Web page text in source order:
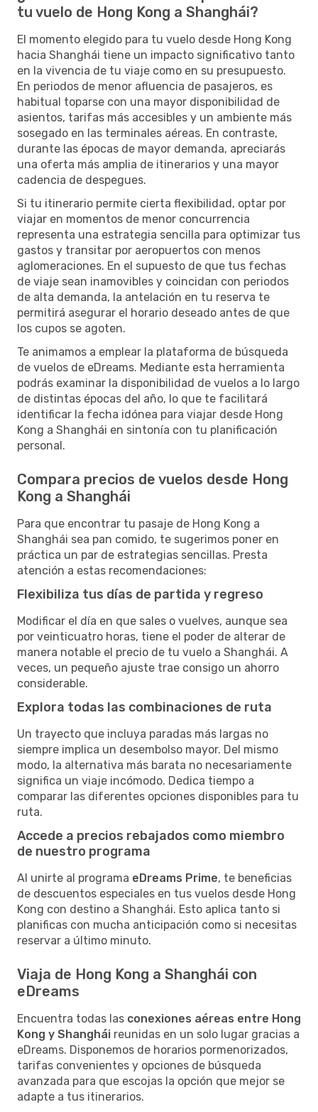
tu vuelo de Hong Kong a Shanghái?
El momento elegido para tu vuelo desde Hong Kong
hacia Shanghái tiene un impacto significativo tanto
en la vivencia de tu viaje como en su presupuesto.
En periodos de menor afluencia de pasajeros, es
habitual toparse con una mayor disponibilidad de
asientos, tarifas más accesibles y un ambiente más
sosegado en las terminales aéreas. En contraste,
durante las épocas de mayor demanda, apreciarás
una oferta más amplia de itinerarios y una mayor
cadencia de despegues.
Si tu itinerario permite cierta flexibilidad, optar por
viajar en momentos de menor concurrencia
representa una estrategia sencilla para optimizar tus
gastos y transitar por aeropuertos con menos
aglomeraciones. En el supuesto de que tus fechas
de viaje sean inamovibles y coincidan con periodos
de alta demanda, la antelación en tu reserva te
permitirá asegurar el horario deseado antes de que
los cupos se agoten.
Te animamos a emplear la plataforma de búsqueda
de vuelos de eDreams. Mediante esta herramienta
podrás examinar la disponibilidad de vuelos a lo largo
de distintas épocas del año, lo que te facilitará
identificar la fecha idónea para viajar desde Hong
Kong a Shanghái en sintonía con tu planificación
personal.
Compara precios de vuelos desde Hong
Kong a Shanghái
Para que encontrar tu pasaje de Hong Kong a
Shanghái sea pan comido, te sugerimos poner en
práctica un par de estrategias sencillas. Presta
atención a estas recomendaciones:
Flexibiliza tus días de partida y regreso
Modificar el día en que sales o vuelves, aunque sea
por veinticuatro horas, tiene el poder de alterar de
manera notable el precio de tu vuelo a Shanghái. A
veces, un pequeño ajuste trae consigo un ahorro
considerable.
Explora todas las combinaciones de ruta
Un trayecto que incluya paradas más largas no
siempre implica un desembolso mayor. Del mismo
modo, la alternativa más barata no necesariamente
significa un viaje incómodo. Dedica tiempo a
comparar las diferentes opciones disponibles para tu
ruta.
Accede a precios rebajados como miembro
de nuestro programa
Al unirte al programa eDreams Prime, te beneficias
de descuentos especiales en tus vuelos desde Hong
Kong con destino a Shanghái. Esto aplica tanto si
planificas con mucha anticipación como si necesitas
reservar a último minuto.
Viaja de Hong Kong a Shanghái con
eDreams
Encuentra todas las conexiones aéreas entre Hong
Kong y Shanghái reunidas en un solo lugar gracias a
eDreams. Disponemos de horarios pormenorizados,
tarifas convenientes y opciones de búsqueda
avanzada para que escojas la opción que mejor se
adapte a tus itinerarios.